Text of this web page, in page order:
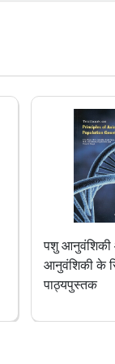
डेयरी प्लांट
डिजाइन की